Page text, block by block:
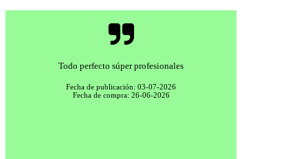
Todo perfecto súper profesionales
Fecha de publicación: 03-07-2026
Fecha de compra: 26-06-2026